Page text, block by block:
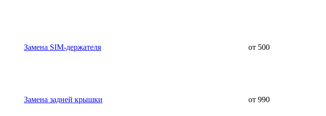
Замена SIM-держателя от 500
Замена задней крышки от 990